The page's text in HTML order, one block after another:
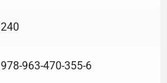
240
978-963-470-355-6